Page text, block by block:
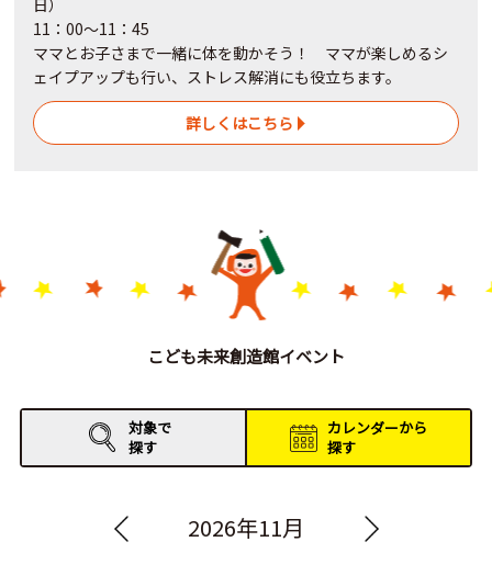
日）
11：00～11：45
ママとお子さまで一緒に体を動かそう！ ママが楽しめるシ
ェイプアップも行い、ストレス解消にも役立ちます。
詳しくはこちら
こども未来創造館イベント
対象で
探す
カレンダーから
探す
2026年11月